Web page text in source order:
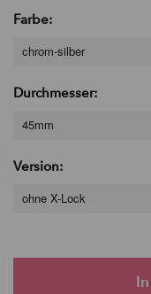
Farbe:
chrom-silber
Durchmesser:
45mm
Version:
ohne X-Lock